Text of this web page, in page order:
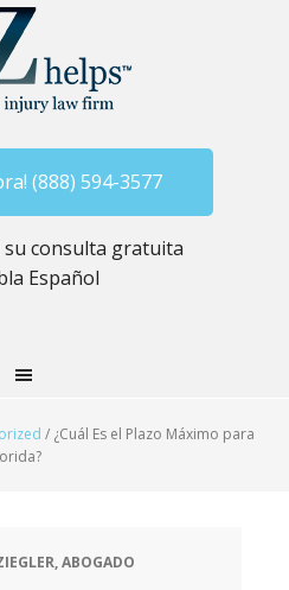
(888) 594-3577
consulta gratuita
Español
/ ¿Cuál Es el Plazo Máximo para
ABOGADO